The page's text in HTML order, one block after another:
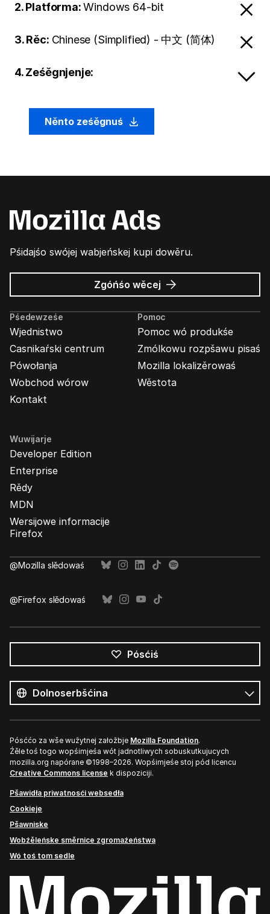
2. Platforma:Windows 64-bit
3. Rěc: Chinese (Simplified) - 中文 (简体)
4. Ześěgnjenje:
Něnto ześěgnuś
Pśidajśo swójej wabjeńskej kupi dowěru.
Zgóńśo wěcej wó
Wabjenje
Mozilla
Pśedewześe
Wjednistwo
Casnikaŕski centrum
Pówołanja
Wobchod wórow
Kontakt
Pomoc
Pomoc wó produkśe
Zmólkowu rozpšawu pisaś
Mozilla lokalizěrowaś
Wěstota
Wuwijarje
Developer Edition
Enterprise
Rědy
MDN
Wersijowe informacije
Firefox
@Mozilla slědowaś
@Firefox slědowaś
Pósćiś
rěcy
Rěc
Pósććo za wše wužytnej załožbje Mozilla Foundation.
Źěle toś togo wopśimjeśa wót jadnotliwych sobuskutkujucych
mozilla.org napórane ©1998–2026. Wopśimjeśe stoj pód licencu
Creative Commons license k dispoziciji.
Pšawidła priwatnosći websedła
Cookieje
Pšawniske
Wobźěleńske směrnice zgromaźeństwa
Wó toś tom sedle